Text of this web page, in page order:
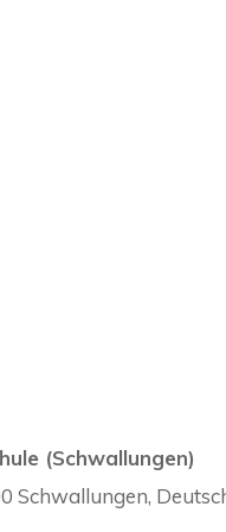
(Schwallungen)
Schwallungen,